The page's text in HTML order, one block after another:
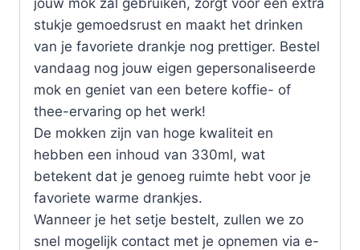
stukje gemoedsrust en maakt het drinken
van je favoriete drankje nog prettiger. Bestel
vandaag nog jouw eigen gepersonaliseerde
mok en geniet van een betere koffie- of
thee-ervaring op het werk!
De mokken zijn van hoge kwaliteit en
hebben een inhoud van 330ml, wat
betekent dat je genoeg ruimte hebt voor je
favoriete warme drankjes.
Wanneer je het setje bestelt, zullen we zo
snel mogelijk contact met je opnemen via e-